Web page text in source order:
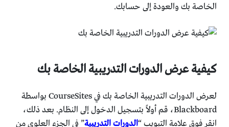
الخاصة بك والعودة إلى حسابك.
كيفية عرض الدورات التدريبية الخاصة بك
انقر فوق علامة التبويب “الدورات التدريبية